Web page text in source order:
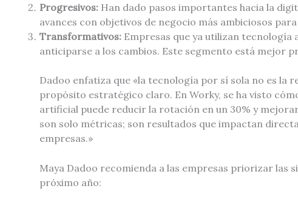
Progresivos:Han dado pasos importantes hacia la
avances con objetivos de negocio más ambiciosos
Transformativos:Empresas que ya utilizan tecnología
anticiparse a los cambios. Este segmento está mejor
Dadoo enfatiza que «la tecnología por sí sola no es la
propósito estratégico claro. En Worky, se ha visto
artificial puede reducir la rotación en un 30% y
son solo métricas; son resultados que impactan
empresas.»
Maya Dadoo recomienda a las empresas priorizar las
próximo año: